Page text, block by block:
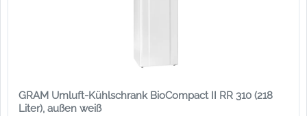
GRAM Umluft-Kühlschrank BioCompact II RR 310 (218
Liter), außen weiß